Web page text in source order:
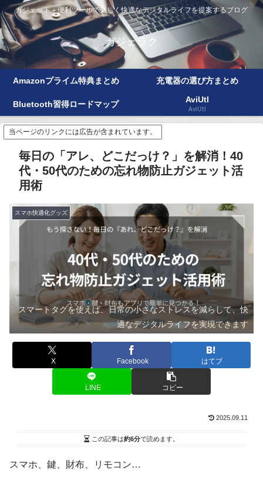
ガジェット＋便利ツールで楽しく快適なデジタルライフを提案するブログ
ガジェラク
Amazonプライム特典まとめ 充電器の選び方まとめ
Bluetooth習得ロードマップ AviUtl
AviUtl
当ページのリンクには広告が含まれています。
毎日の「アレ、どこだっけ？」を解消！40
代・50代のための忘れ物防止ガジェット活
用術
スマホ快適化グッズ
スマートタグを使えば、日常の小さなストレスを減らして、快
適なデジタルライフを実現できます
X Facebook はてブ
LINE コピー
2025.09.11
この記事は約6分で読めます。
スマホ、鍵、財布、リモコン…